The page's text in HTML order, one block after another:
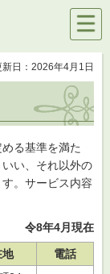
メニ
ュー
新日：2026年4月1日
る基準を満た
い、それ以外の
。サービス内容
令8年4月現在
地 電話